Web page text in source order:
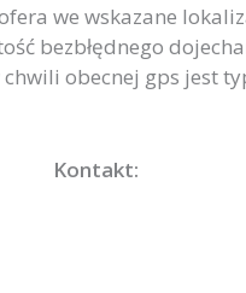
we wskazane
bezbłędnego
obecnej gps jest
Kontakt: